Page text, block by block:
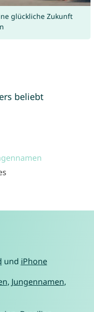
glückliche Zukunft
beliebt
und iPhone
, Jungennamen,